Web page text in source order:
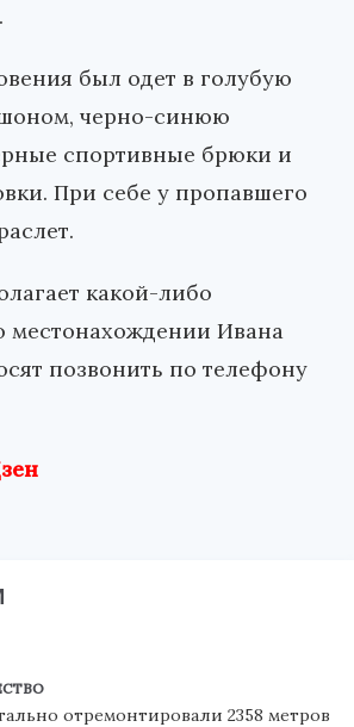
был одет в голубую
черно-синюю
спортивные брюки и
При себе у пропавшего
какой-либо
Ивана
позвонить по телефону
отремонтировали 2358 метров